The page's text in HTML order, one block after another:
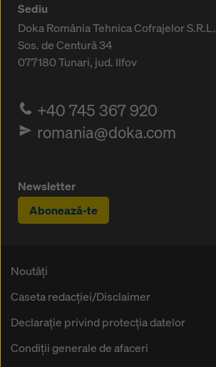
Sediu
Doka România Tehnica Cofrajelor S.R.L.
Sos. de Centură 34
077180Tunari, jud. Ilfov
+40 745 367 920
romania@doka.com
Newsletter
Abonează-te
Noutăți
Caseta redacţiei/Disclaimer
Declaraţie privind protecţia datelor
Condiţii generale de afaceri